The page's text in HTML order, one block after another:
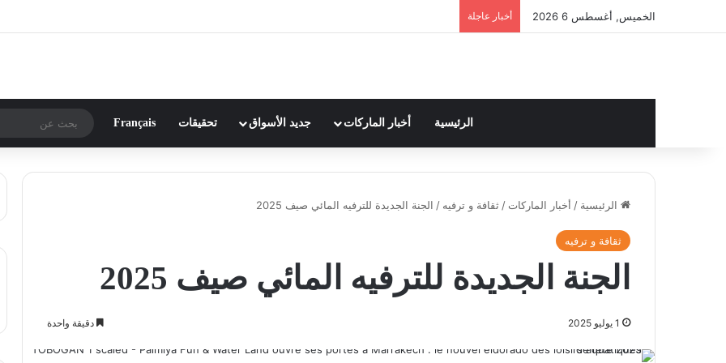
الخميس, أغسطس 6 2026 أخبار عاجلة
الرئيسية أخبار الماركات جديد الأسواق تحقيقات Français
الرئيسية / أخبار الماركات / ثقافة و ترفيه / الجنة الجديدة للترفيه المائي صيف 2025
ثقافة و ترفيه
الجنة الجديدة للترفيه المائي صيف 2025
1 يوليو 2025 دقيقة واحدة